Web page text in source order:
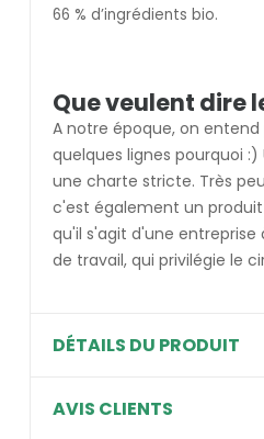
66 % d’ingrédients bio.
Que veulent dire
A notre époque, on entend
quelques lignes pourquoi
une charte stricte. Très
c'est également un produit
qu'il s'agit d'une entreprise
de travail, qui privilégie le
DÉTAILS DU PRODUIT
AVIS CLIENTS